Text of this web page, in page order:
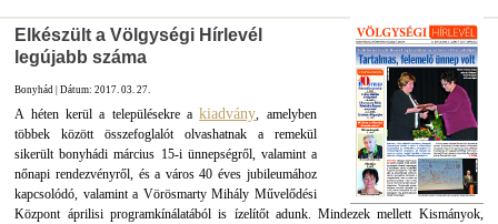
Elkészült a Völgységi Hírlevél
legújabb száma
Bonyhád | Dátum: 2017. 03. 27.
A héten kerül a településekre akiadvány , amelyben
többek között összefoglalót olvashatnak a remekül
sikerült bonyhádi március 15-i ünnepségről, valamint a
nőnapi rendezvényről, és a város 40 éves jubileumához
kapcsolódó, valamint a Vörösmarty Mihály Művelődési
Központ áprilisi programkínálatából is ízelítőt adunk. Mindezek mellett Kismányok,